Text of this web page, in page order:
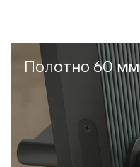
Полотно 60 мм